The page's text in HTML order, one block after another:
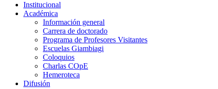
Institucional
Académica
Información general
Carrera de doctorado
Programa de Profesores Visitantes
Escuelas Giambiagi
Coloquios
Charlas COpE
Hemeroteca
Difusión